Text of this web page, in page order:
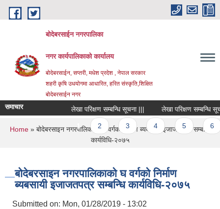
Skip to main content
बोदेबरसाईन नगरपालिका
नगर कार्यपालिकाको कार्यालय
बोदेबरसाईन, सप्तरी, मधेश प्रदेश , नेपाल सरकार
शहरी कृषि उधयोगमा आधारित, हरित संस्कृति,शिक्षित
बोदेबरसाईन नगर
समाचार लेखा परिक्षण सम्बन्धि सूचना ||| लेखा परिक्षण सम्बन्धि
Pages
1 2 3 4 5 6
You are here
Home» बोदेबरसाइन नगरपालिकाको घ वर्गको निर्माण ब्यबसायी इजाजतपत्र सम्बन्धि
कार्यविधि-२०७५
बोदेबरसाइन नगरपालिकाको घ वर्गको निर्माण
ब्यबसायी इजाजतपत्र सम्बन्धि कार्यविधि-२०७५
Submitted on: Mon, 01/28/2019 - 13:02